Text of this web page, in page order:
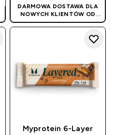
DARMOWA DOSTAWA DLA
NOWYCH KLIENTÓW OD
180PLN| PROMOCJA
STOSOWANA
Myprotein 6-Layer